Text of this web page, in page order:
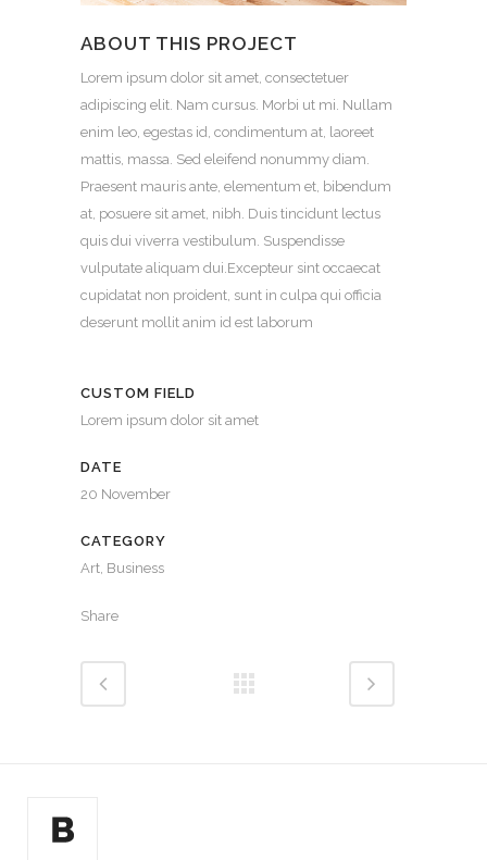
ABOUT THIS PROJECT
Lorem ipsum dolor sit amet, consectetuer
adipiscing elit. Nam cursus. Morbi ut mi. Nullam
enim leo, egestas id, condimentum at, laoreet
mattis, massa. Sed eleifend nonummy diam.
Praesent mauris ante, elementum et, bibendum
at, posuere sit amet, nibh. Duis tincidunt lectus
quis dui viverra vestibulum. Suspendisse
vulputate aliquam dui.Excepteur sint occaecat
cupidatat non proident, sunt in culpa qui officia
deserunt mollit anim id est laborum
CUSTOM FIELD
Lorem ipsum dolor sit amet
DATE
20 November
CATEGORY
Art, Business
Share